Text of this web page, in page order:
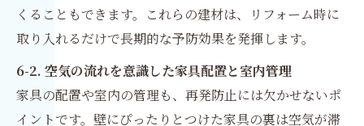
くることもできます。これらの建材は、リフォーム時に
取り入れるだけで長期的な予防効果を発揮します。
6-2. 空気の流れを意識した家具配置と室内管理
家具の配置や室内の管理も、再発防止には欠かせないポ
イントです。壁にぴったりとつけた家具の裏は空気が滞